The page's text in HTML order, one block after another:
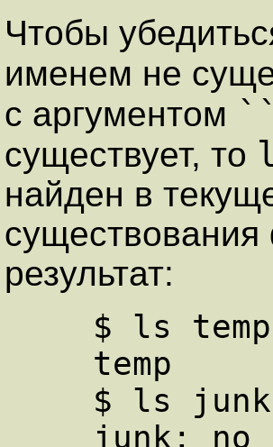
Чтобы
именем не
с аргументом
существует, то
найден в
результат: